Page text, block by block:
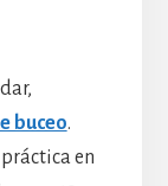
buceo.
en